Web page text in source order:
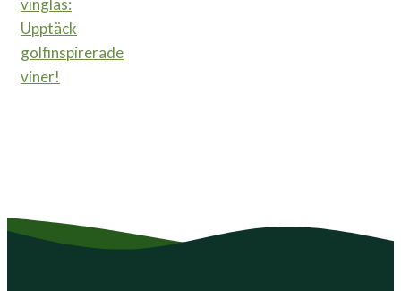
vinglas:
Upptäck
golfinspirerade
viner!